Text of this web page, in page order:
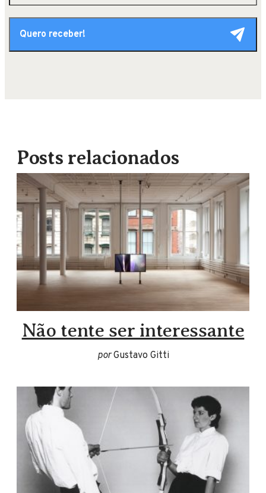
Posts relacionados
Não tente ser interessante
porGustavo Gitti